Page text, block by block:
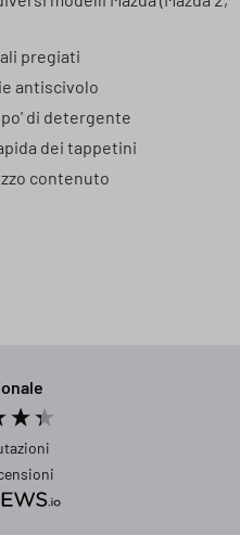
pregiati
antiscivolo
po' di detergente
dei tappetini
contenuto